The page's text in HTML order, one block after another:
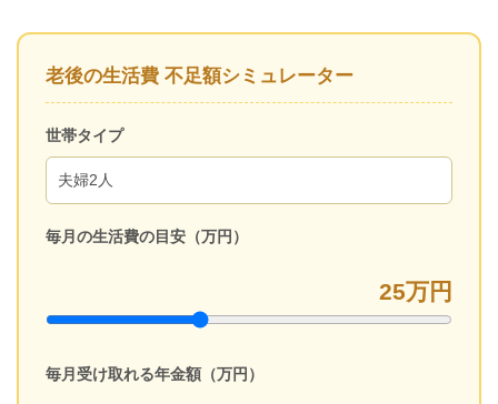
老後の生活費 不足額シミュレーター
世帯タイプ
毎月の生活費の目安（万円）
25万円
毎月受け取れる年金額（万円）